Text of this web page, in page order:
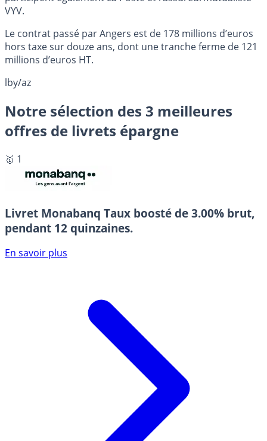
VYV.
Le contrat passé par Angers est de 178 millions d’euros
hors taxe sur douze ans, dont une tranche ferme de 121
millions d’euros HT.
lby/az
Notre sélection des 3 meilleures
offres de livrets épargne
🥇 1
Livret Monabanq Taux boosté de 3.00% brut,
pendant 12 quinzaines.
En savoir plus